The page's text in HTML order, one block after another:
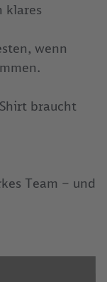
klares
wenn
braucht
Team – und